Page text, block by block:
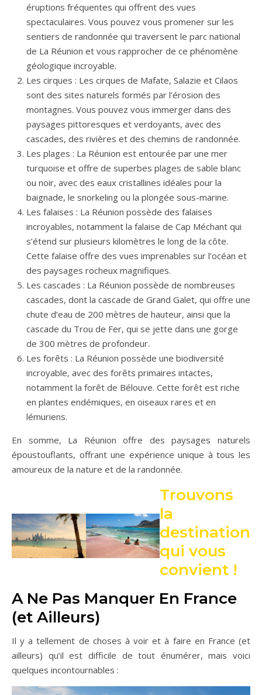
éruptions fréquentes qui offrent des vues
spectaculaires. Vous pouvez vous promener sur les
sentiers de randonnée qui traversent le parc national
de La Réunion et vous rapprocher de ce phénomène
géologique incroyable.
Les cirques : Les cirques de Mafate, Salazie et Cilaos
sont des sites naturels formés par l’érosion des
montagnes. Vous pouvez vous immerger dans des
paysages pittoresques et verdoyants, avec des
cascades, des rivières et des chemins de randonnée.
Les plages : La Réunion est entourée par une mer
turquoise et offre de superbes plages de sable blanc
ou noir, avec des eaux cristallines idéales pour la
baignade, le snorkeling ou la plongée sous-marine.
Les falaises : La Réunion possède des falaises
incroyables, notamment la falaise de Cap Méchant qui
s’étend sur plusieurs kilomètres le long de la côte.
Cette falaise offre des vues imprenables sur l’océan et
des paysages rocheux magnifiques.
Les cascades : La Réunion possède de nombreuses
cascades, dont la cascade de Grand Galet, qui offre une
chute d’eau de 200 mètres de hauteur, ainsi que la
cascade du Trou de Fer, qui se jette dans une gorge
de 300 mètres de profondeur.
Les forêts : La Réunion possède une biodiversité
incroyable, avec des forêts primaires intactes,
notamment la forêt de Bélouve. Cette forêt est riche
en plantes endémiques, en oiseaux rares et en
lémuriens.
En somme, La Réunion offre des paysages naturels
époustouflants, offrant une expérience unique à tous les
amoureux de la nature et de la randonnée.
Trouvons
la
destination
qui vous
convient !
A Ne Pas Manquer En France
(et Ailleurs)
Il y a tellement de choses à voir et à faire en France (et
ailleurs) qu’il est difficile de tout énumérer, mais voici
quelques incontournables :